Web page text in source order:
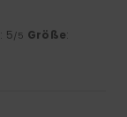
: 5/5 Größe: